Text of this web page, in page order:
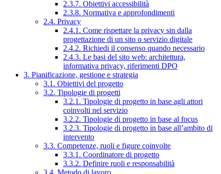
2.3.7. Obiettivi accessibilità
2.3.8. Normativa e approfondimenti
2.4. Privacy
2.4.1. Come rispettare la privacy sin dalla
progettazione di un sito o servizio digitale
2.4.2. Richiedi il consenso quando necessario
2.4.3. Le basi del sito web: architettura,
informativa privacy, riferimenti DPO
3. Pianificazione, gestione e strategia
3.1. Obiettivi del progetto
3.2. Tipologie di progetti
3.2.1. Tipologie di progetto in base agli attori
coinvolti nel servizio
3.2.2. Tipologie di progetto in base al focus
3.2.3. Tipologie di progetto in base all’ambito di
intervento
3.3. Competenze, ruoli e figure coinvolte
3.3.1. Coordinatore di progetto
3.3.2. Definire ruoli e responsabilità
3.4. Metodo di lavoro